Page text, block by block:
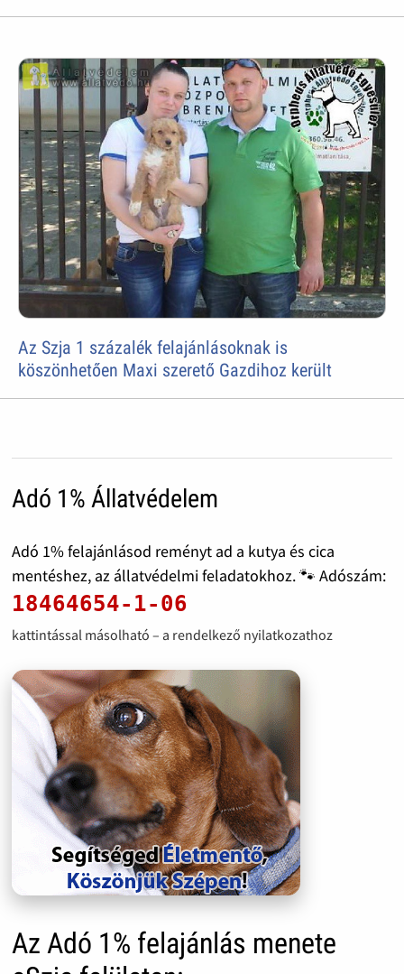
Az Szja 1 százalék felajánlásoknak is
köszönhetően Maxi szerető Gazdihoz került
Adó 1% Állatvédelem
Adó 1% felajánlásod reményt ad a kutya és cica
mentéshez, az állatvédelmi feladatokhoz. 🐾 Adószám:
18464654-1-06
kattintással másolható – a rendelkező nyilatkozathoz
Az Adó 1% felajánlás menete